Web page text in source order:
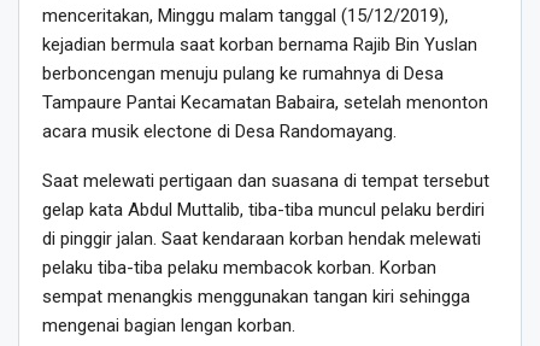
menceritakan, Minggu malam tanggal (15/12/2019),
kejadian bermula saat korban bernama Rajib Bin Yuslan
berboncengan menuju pulang ke rumahnya di Desa
Tampaure Pantai Kecamatan Babaira, setelah menonton
acara musik electone di Desa Randomayang.
Saat melewati pertigaan dan suasana di tempat tersebut
gelap kata Abdul Muttalib, tiba-tiba muncul pelaku berdiri
di pinggir jalan. Saat kendaraan korban hendak melewati
pelaku tiba-tiba pelaku membacok korban. Korban
sempat menangkis menggunakan tangan kiri sehingga
mengenai bagian lengan korban.